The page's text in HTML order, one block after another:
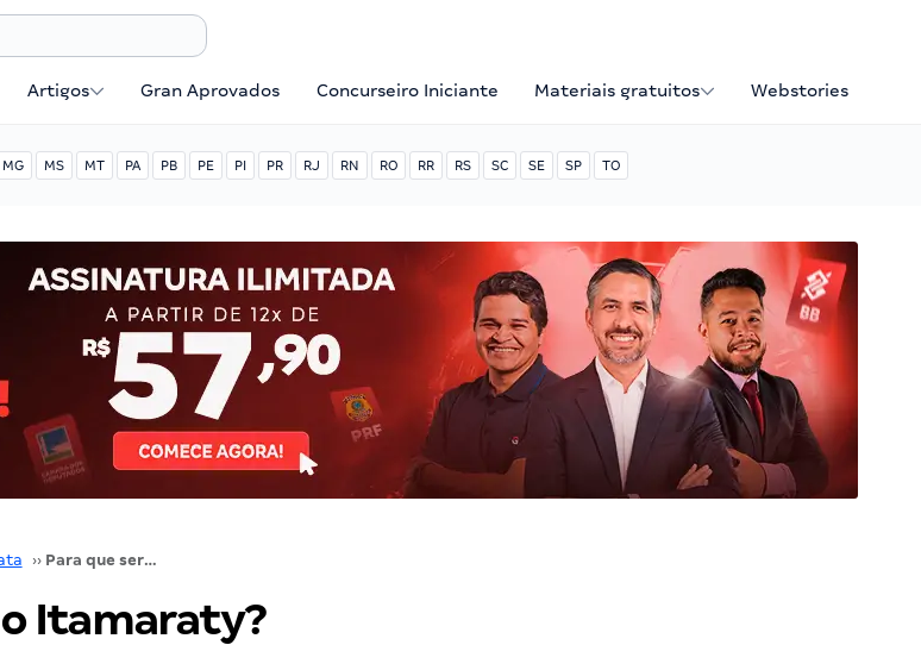
Artigos Gran Aprovados Concurseiro Iniciante Materiais gratuitos Webstories
MG MS MT PA PB PE PI PR RJ RN RO RR RS SC SE SP TO
›› Para que serve o Itamaraty?
Itamaraty?